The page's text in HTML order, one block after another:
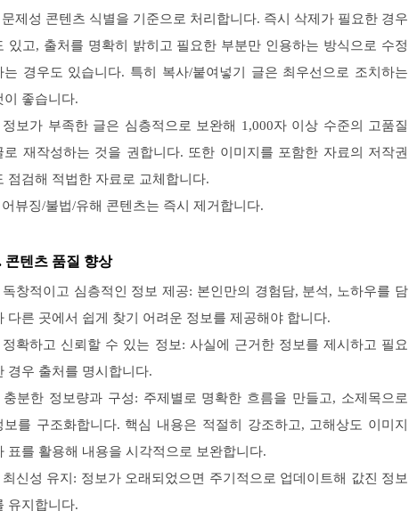
제성 콘텐츠 식별을 기준으로 처리합니다. 즉시 삭제가 필요한 경우
있고, 출처를 명확히 밝히고 필요한 부분만 인용하는 방식으로 수정
는 경우도 있습니다. 특히 복사/붙여넣기 글은 최우선으로 조치하는
이 좋습니다.
정보가 부족한 글은 심층적으로 보완해 1,000자 이상 수준의 고품질
로 재작성하는 것을 권합니다. 또한 이미지를 포함한 자료의 저작권
점검해 적법한 자료로 교체합니다.
뷰징/불법/유해 콘텐츠는 즉시 제거합니다.
콘텐츠 품질 향상
독창적이고 심층적인 정보 제공: 본인만의 경험담, 분석, 노하우를 담
다른 곳에서 쉽게 찾기 어려운 정보를 제공해야 합니다.
정확하고 신뢰할 수 있는 정보: 사실에 근거한 정보를 제시하고 필요
경우 출처를 명시합니다.
충분한 정보량과 구성: 주제별로 명확한 흐름을 만들고, 소제목으로
보를 구조화합니다. 핵심 내용은 적절히 강조하고, 고해상도 이미지
표를 활용해 내용을 시각적으로 보완합니다.
최신성 유지: 정보가 오래되었으면 주기적으로 업데이트해 값진 정보
유지합니다.